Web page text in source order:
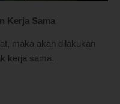
Kerja Sama
maka akan dilakukan
kerja sama.